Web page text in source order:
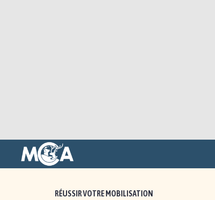
RÉUSSIR VOTRE MOBILISATION